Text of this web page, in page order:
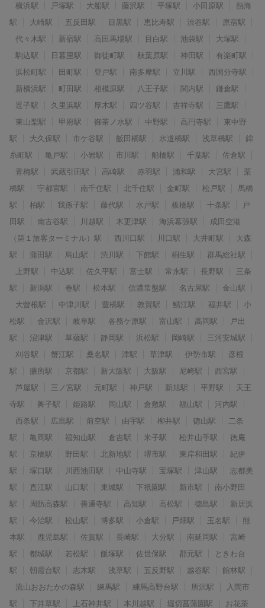
横浜駅
戸塚駅 大船駅 藤沢駅 平塚駅 小田原駅
熱海
駅
大崎駅 五反田駅 目黒駅 恵比寿駅 渋谷駅
原宿駅
代々木駅
新宿駅 高田馬場駅 目白駅 池袋駅
大塚駅
駒込駅
日暮里駅 御徒町駅 秋葉原駅 神田駅
有楽町駅
浜松町駅
田町駅 登戸駅 南多摩駅 立川駅
西国分寺駅
新横浜駅
町田駅 相模原駅 八王子駅 関内駅
鎌倉駅
逗子駅
久里浜駅 厚木駅 四ツ谷駅 吉祥寺駅
三鷹駅
東山梨駅
甲府駅 御茶ノ水駅 中野駅 高円寺駅
東中野
駅
大久保駅 市ケ谷駅 飯田橋駅 水道橋駅 浅草橋駅
錦
糸町駅
亀戸駅 小岩駅 市川駅 船橋駅 千葉駅
佐倉駅
青梅駅
武蔵引田駅 高崎駅 赤羽駅 浦和駅 大宮駅
栗
橋駅
宇都宮駅 南千住駅 北千住駅 金町駅 松戸駅
馬橋
駅
柏駅 我孫子駅 藤代駅 水戸駅 板橋駅 十条駅
戸
田駅
南古谷駅 川越駅 木更津駅 海浜幕張駅
成田空港
（第１旅客ターミナル）駅
西川口駅 川口駅 大井町駅
大森
駅
蒲田駅 烏山駅 渋川駅 下館駅 桐生駅
群馬総社駅
上野駅
中込駅 佐久平駅 富士駅 常永駅 長野駅
三条
駅
新潟駅 巻駅 松本駅 信濃常盤駅 名古屋駅
金山駅
大曽根駅
中津川駅 豊橋駅 敦賀駅 鯖江駅 福井駅
小
松駅
金沢駅 岐阜駅 各務ケ原駅 富山駅 高岡駅
戸出
駅
沼津駅 草薙駅 静岡駅 浜松駅 岡崎駅
三河安城駅
刈谷駅
蟹江駅 桑名駅 津駅 草津駅 伊勢市駅
彦根
駅
膳所駅 京都駅 新大阪駅 大阪駅 尼崎駅
西宮駅
芦屋駅
三ノ宮駅 元町駅 神戸駅 新旭駅 平野駅
天王
寺駅
舞子駅 姫路駅 岡山駅 倉敷駅 福山駅
河内駅
西条駅
広島駅 前空駅 由宇駅 柳井駅 徳山駅
二条
駅
亀岡駅 福知山駅 倉吉駅 米子駅 松井山手駅
徳庵
駅
京橋駅 野田駅 北新地駅 堺市駅 東岸和田駅
紀伊
駅
塚口駅 川西池田駅 中山寺駅 宝塚駅 津山駅
志都美
駅
直江駅 山口駅 東城駅 下祇園駅 新市駅
南小野田
駅
周防高森駅 善通寺駅 高知駅 高松駅 徳島駅
新居浜
駅
今治駅 松山駅 博多駅 小倉駅 戸畑駅 玉名駅
熊
本駅
鹿児島駅 佐賀駅 長崎駅 大分駅 南延岡駅
宮崎
駅
都城駅 若松駅 飯塚駅 佐世保駅 郡元駅
ときわ台
駅
朝霞台駅 志木駅 浅草駅 五反野駅 越谷駅
館林駅
流山おおたかの森駅
練馬駅 練馬高野台駅 所沢駅
入間市
駅
下井草駅 上石神井駅 本川越駅 堀切菖蒲園駅 お花茶